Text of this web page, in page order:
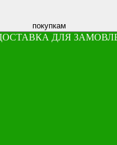
покупкам
ДЛЯ